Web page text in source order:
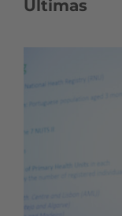
o
t
e
d
Últimas